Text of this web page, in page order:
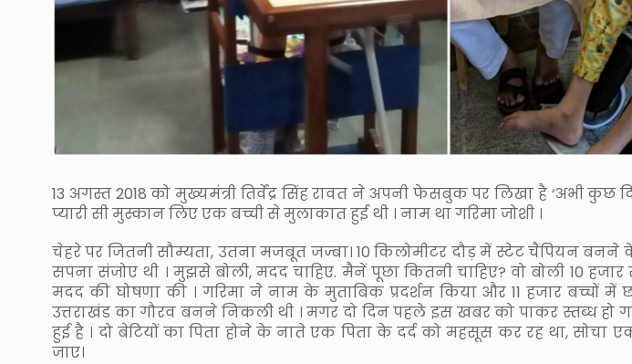
13 अगस्त 2018 को मुख्यमंत्री तिर्वेंद्र सिंह रावत ने अपनी फेसबुक पर लिखा है ‘अभी कुछ
प्यारी सी मुस्कान लिए एक बच्ची से मुलाकात हुई थी । नाम था गरिमा जोशी ।
चेहरे पर जितनी सौम्यता, उतना मजबूत जज्बा। 10 किलोमीटर दौड़ में स्टेट चैंपियन
सपना संजोए थी । मुझसे बोली, मदद चाहिए. मैनें पूछा कितनी चाहिए? वो बोली 10
मदद की घोषणा की । गरिमा ने नाम के मुताबिक प्रदर्शन किया और 11 हजार बच्चों में
उत्तराखंड का गौरव बनने निकली थी । मगर दो दिन पहले इस खबर को पाकर स्तब्ध हो
हुई है । दो बेटियों का पिता होने के नाते एक पिता के दर्द को महसूस कर रह था, सोचा
जाए।